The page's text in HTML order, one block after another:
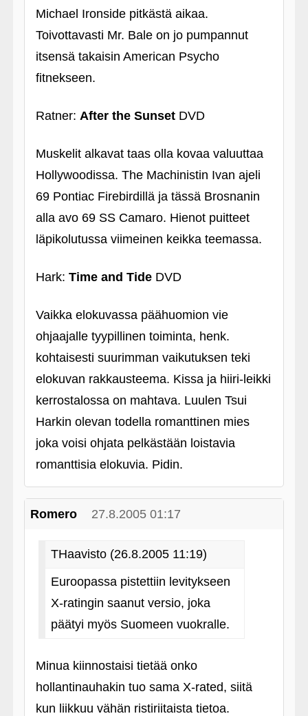
Michael Ironside pitkästä aikaa.
Toivottavasti Mr. Bale on jo pumpannut
itsensä takaisin American Psycho
fitnekseen.
Ratner: After the Sunset DVD
Muskelit alkavat taas olla kovaa valuuttaa
Hollywoodissa. The Machinistin Ivan ajeli
69 Pontiac Firebirdillä ja tässä Brosnanin
alla avo 69 SS Camaro. Hienot puitteet
läpikolutussa viimeinen keikka teemassa.
Hark: Time and Tide DVD
Vaikka elokuvassa päähuomion vie
ohjaajalle tyypillinen toiminta, henk.
kohtaisesti suurimman vaikutuksen teki
elokuvan rakkausteema. Kissa ja hiiri-leikki
kerrostalossa on mahtava. Luulen Tsui
Harkin olevan todella romanttinen mies
joka voisi ohjata pelkästään loistavia
romanttisia elokuvia. Pidin.
Romero 27.8.2005 01:17
THaavisto (26.8.2005 11:19)
Euroopassa pistettiin levitykseen
X-ratingin saanut versio, joka
päätyi myös Suomeen vuokralle.
Minua kiinnostaisi tietää onko
hollantinauhakin tuo sama X-rated, siitä
kun liikkuu vähän ristiriitaista tietoa.